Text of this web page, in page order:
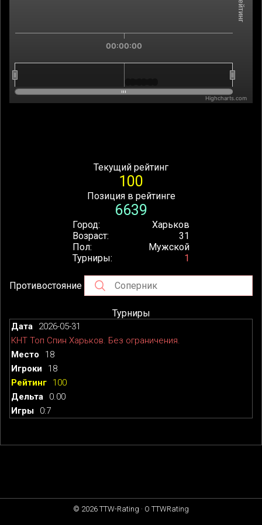
00:00:00
Highcharts.com
End of interactive chart.
Город
Харьков
Возраст
31
Пол
Мужской
Турниры
1
Текущий рейтинг
100
Позиция в рейтинге
6639
Противостояние
Турниры
2026-05-31
КНТ Топ Спин Харьков. Без ограничения.
18
18
100
0.00
0:7
© 2026 TTW-Rating · О TTWRating